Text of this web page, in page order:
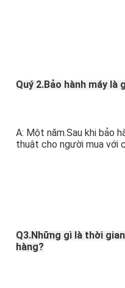
Quý 2.Bảo hành máy là
A: Một năm.Sau khi bảo
thuật cho người mua với
Q3.Những gì là thời
hàng?